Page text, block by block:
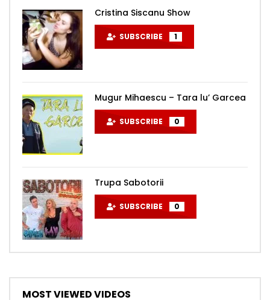
Cristina Siscanu Show
SUBSCRIBE 1
Mugur Mihaescu – Tara lu’ Garcea
SUBSCRIBE 0
Trupa Sabotorii
SUBSCRIBE 0
MOST VIEWED VIDEOS